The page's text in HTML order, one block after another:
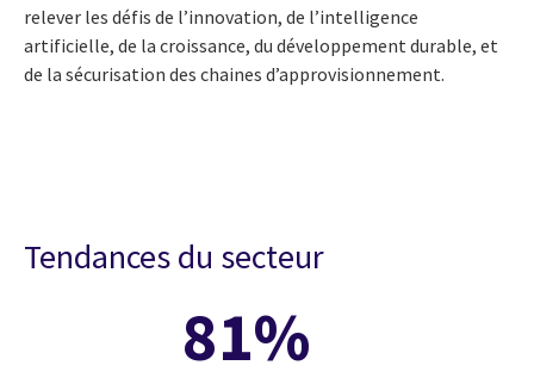
relever les défis de l’innovation, de l’intelligence
artificielle, de la croissance, du développement durable, et
de la sécurisation des chaines d’approvisionnement.
Tendances du secteur
81%